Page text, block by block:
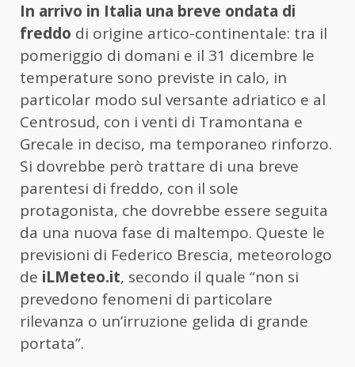
In arrivo in Italia una breve ondata di
freddo di origine artico-continentale: tra il
pomeriggio di domani e il 31 dicembre le
temperature sono previste in calo, in
particolar modo sul versante adriatico e al
Centrosud, con i venti di Tramontana e
Grecale in deciso, ma temporaneo rinforzo.
Si dovrebbe però trattare di una breve
parentesi di freddo, con il sole
protagonista, che dovrebbe essere seguita
da una nuova fase di maltempo. Queste le
previsioni di Federico Brescia, meteorologo
de iLMeteo.it, secondo il quale “non si
prevedono fenomeni di particolare
rilevanza o un’irruzione gelida di grande
portata”.